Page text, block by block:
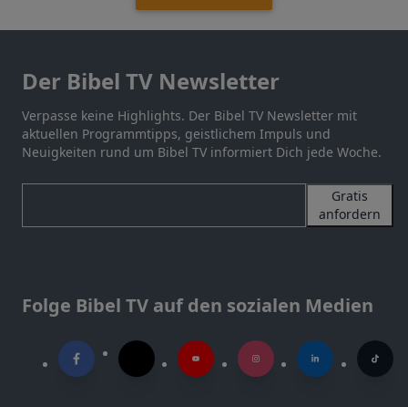
Der Bibel TV Newsletter
Verpasse keine Highlights. Der Bibel TV Newsletter mit
aktuellen Programmtipps, geistlichem Impuls und
Neuigkeiten rund um Bibel TV informiert Dich jede Woche.
Gratis
anfordern
Folge Bibel TV auf den sozialen Medien